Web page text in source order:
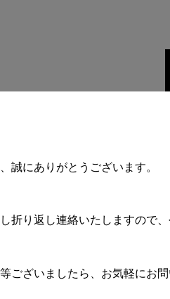
誠にありがとうございます。
折り返し連絡いたしますので、
ございましたら、お気軽にお問